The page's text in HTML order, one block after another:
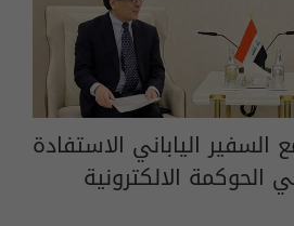
الياباني الاستفادة
الحوكمة الالكترونية